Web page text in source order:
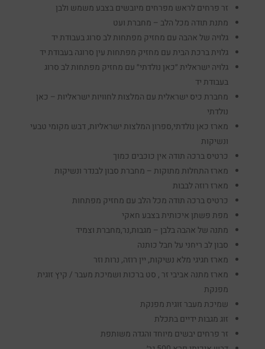
זר פרחים לראש מפרחים מיובשים בצבע משמש ולבן
מתנת תודה מכל הלב – מחברת ועט
גלויה של אהבה עם מחזיק מפתחות לב סרוג בעבודת יד
גלוית ברכת הבית עם מחזיק מפתחות עין סרוגה בעבודת יד
גלויה ישראלית ״כאן נולדתי״ עם מחזיק מפתחות לב סרוג
בעבודת יד
מחברת כיס ישראלית עם המלצות לחוויות ישראליות – כאן
נולדתי
מארז כאן נולדתי,ספרון המלצות ישראליות, דבש מקומי טבעי
ונשיקות
כרטיס ברכה תודה אין כוכבים כמוך
מארז התחלות מתוקות – מחברת סבון לבנדר ונשיקות
מארז רוזה לבבות
כרטיס ברכה תודה מכל הלב עם מחזיק מפתחות
מפת פשתן איכותית בצבע חאקי
מתנה של אהבה בלבן – מגבות,נר,מחברת וצמיד
סבון לב ריחני על חבל כותנה
מארז חגיגי מלא נשיקות, יין רוזה, נרות וזר
מארז מתנה אביבי זר , סט ברכות ושמיכת מעבר / קיץ זוגית
מפנקת
שמיכת מעבר זוגית מפנקת
זוג מגבות ידיים בתכלת
זר פרחים יבשים מיוחד והגדה משותפת